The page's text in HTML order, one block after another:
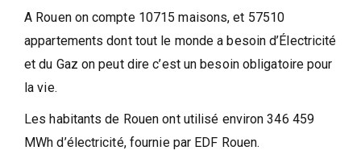
A Rouen on compte 10715 maisons, et 57510
appartements dont tout le monde a besoin d’Électricité
et du Gaz on peut dire c’est un besoin obligatoire pour
la vie.
Les habitants de Rouen ont utilisé environ 346 459
MWh d’électricité, fournie par EDF Rouen.